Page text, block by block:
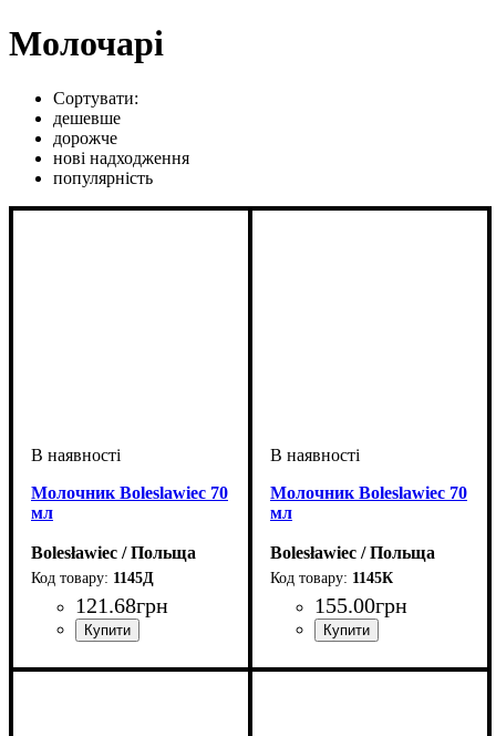
Молочарі
Сортувати:
дешевше
дорожче
нові надходження
популярність
Молочник Boleslawiec 70
мл
Bolesławiec / Польща
1145Д
121.68грн
Молочник Boleslawiec 70
мл
Bolesławiec / Польща
1145К
155.00грн